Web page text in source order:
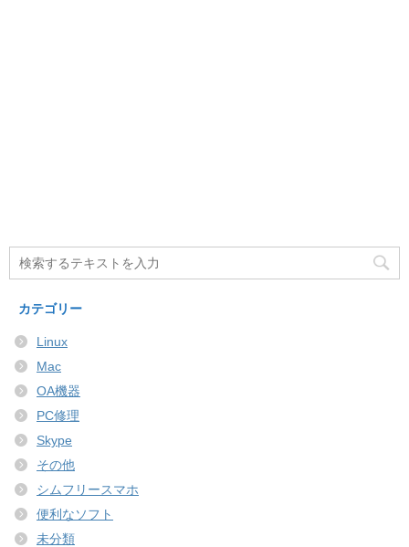
カテゴリー
Linux
Mac
OA機器
PC修理
Skype
その他
シムフリースマホ
便利なソフト
未分類